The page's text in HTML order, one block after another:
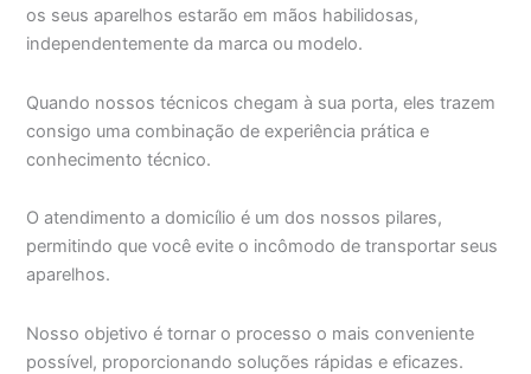
os seus aparelhos estarão em mãos habilidosas,
independentemente da marca ou modelo.
Quando nossos técnicos chegam à sua porta, eles trazem
consigo uma combinação de experiência prática e
conhecimento técnico.
O atendimento a domicílio é um dos nossos pilares,
permitindo que você evite o incômodo de transportar seus
aparelhos.
Nosso objetivo é tornar o processo o mais conveniente
possível, proporcionando soluções rápidas e eficazes.